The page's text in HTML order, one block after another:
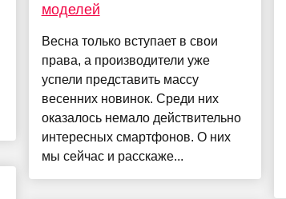
моделей
Весна только вступает в свои
права, а производители уже
успели представить массу
весенних новинок. Среди них
оказалось немало действительно
интересных смартфонов. О них
мы сейчас и расскаже...